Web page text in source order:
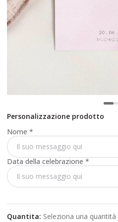
Personalizzazione prodotto
Nome *
Data della celebrazione *
Quantita: Seleziona una quantità